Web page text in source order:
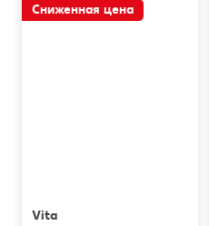
Сниженная цена
Vita